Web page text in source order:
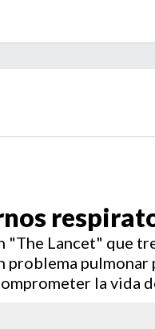
Lancet" que
problema
la vida